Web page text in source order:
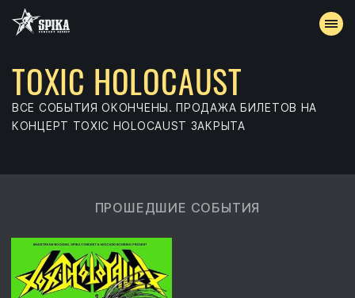
АФИША
АРХИВ
АККРЕДИТАЦИЯ
КОНТАКТЫ
TOXIC HOLOCAUST
ВСЕ СОБЫТИЯ ОКОНЧЕНЫ. ПРОДАЖА БИЛЕТОВ НА
КОНЦЕРТ TOXIC HOLOCAUST ЗАКРЫТА
ПРОШЕДШИЕ СОБЫТИЯ